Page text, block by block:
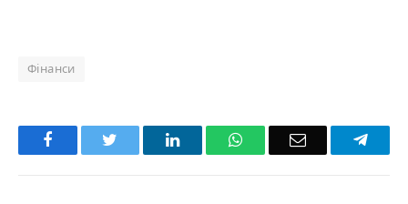
Фінанси
Facebook LinkedInWhatsAppEmail